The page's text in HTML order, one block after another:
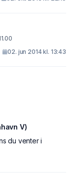
02. jun 2014 kl. 13:43
V)
du venter i